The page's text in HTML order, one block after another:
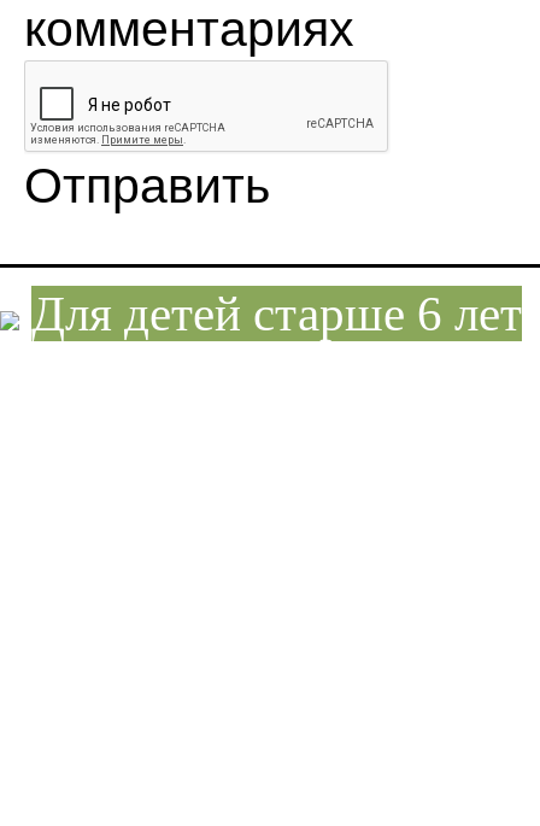
комментариях
Отправить
Для детей старше 6 лет